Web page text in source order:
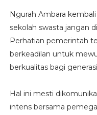
Ngurah Ambara
sekolah swasta jangan
Perhatian pemerintah
berkeadilan untuk
berkualitas bagi
Hal ini mesti
intens bersama